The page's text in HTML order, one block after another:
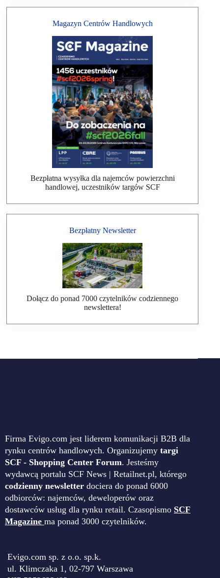
Magazyn Centrów Handlowych
Bezpłatna wysyłka dla najemców powierzchni
handlowej, uczestników targów SCF
Bezpłatny Newsletter
Dołącz do ponad 7000 czytelników codziennego
newslettera!
Firma Evigo.com jest liderem komunikacji B2B dla
rynku centrów handlowych. Organizujemy targi
SCF - Shopping Center Forum. Jesteśmy
wydawcą portalu SCF News | Retailnet.pl, którego
codzienny newsletter dociera do ponad 6000
odbiorców: najemców, deweloperów oraz
dostawców usług dla rynku retail. Czasopismo SCF
Magazine ma ponad 3000 czytelników.
Evigo.com sp. z o.o. sp.k.
ul. Klimczaka 1, 02-797 Warszawa